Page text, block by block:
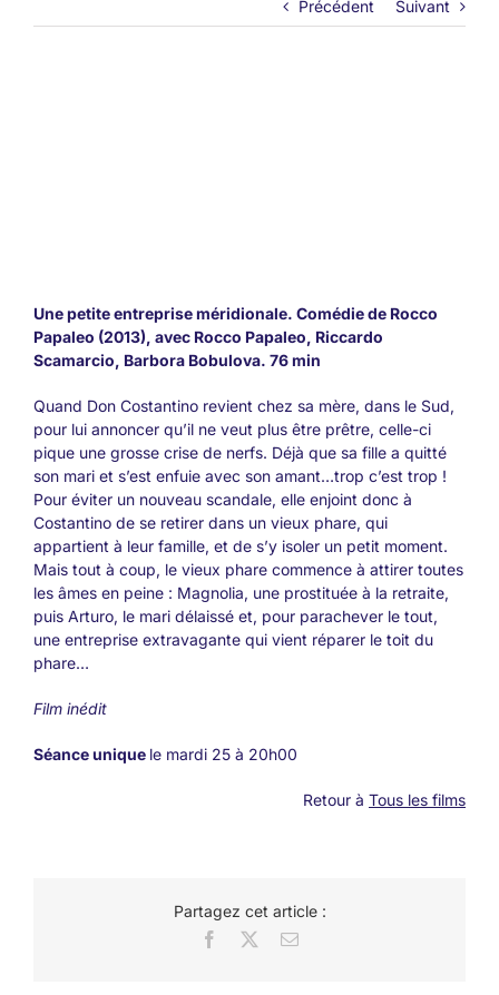
Précédent Suivant
Une petite entreprise méridionale. Comédie de Rocco
Papaleo (2013), avec Rocco Papaleo, Riccardo
Scamarcio, Barbora Bobulova. 76 min
Quand Don Costantino revient chez sa mère, dans le Sud,
pour lui annoncer qu’il ne veut plus être prêtre, celle-ci
pique une grosse crise de nerfs. Déjà que sa fille a quitté
son mari et s’est enfuie avec son amant…trop c’est trop !
Pour éviter un nouveau scandale, elle enjoint donc à
Costantino de se retirer dans un vieux phare, qui
appartient à leur famille, et de s’y isoler un petit moment.
Mais tout à coup, le vieux phare commence à attirer toutes
les âmes en peine : Magnolia, une prostituée à la retraite,
puis Arturo, le mari délaissé et, pour parachever le tout,
une entreprise extravagante qui vient réparer le toit du
phare…
Film inédit
Séanceunique le mardi 25 à 20h00
Retour à Tous les films
Partagez cet article :
Facebook Email